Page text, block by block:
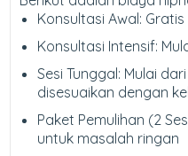
Konsultasi Awal: Gratis
Konsultasi Intensif:
Sesi Tunggal: Mulai
disesuaikan dengan
Paket Pemulihan (2
untuk masalah ringan